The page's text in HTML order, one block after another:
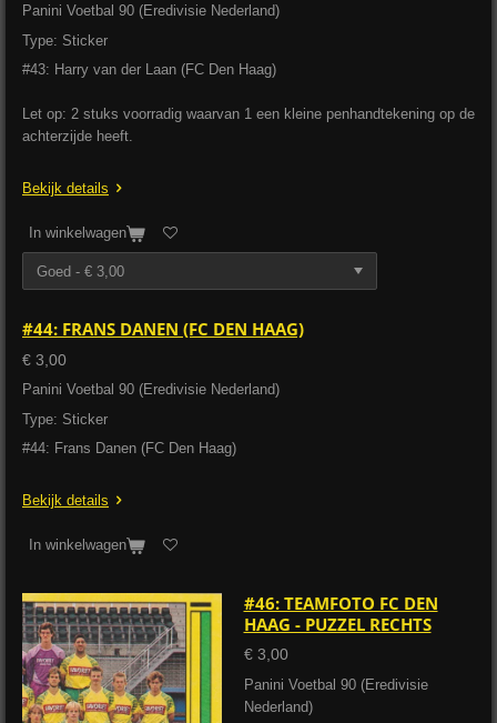
Panini Voetbal 90 (Eredivisie Nederland)
Type: Sticker
#43: Harry van der Laan (FC Den Haag)
Let op: 2 stuks voorradig waarvan 1 een kleine penhandtekening op de
achterzijde heeft.
Bekijk details
In winkelwagen
#44: FRANS DANEN (FC DEN HAAG)
€ 3,00
Panini Voetbal 90 (Eredivisie Nederland)
Type: Sticker
#44: Frans Danen (FC Den Haag)
Bekijk details
In winkelwagen
#46: TEAMFOTO FC DEN
HAAG - PUZZEL RECHTS
€ 3,00
Panini Voetbal 90 (Eredivisie
Nederland)